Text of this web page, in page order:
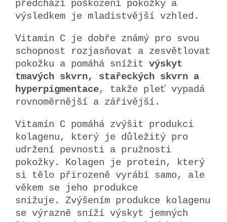
předchází poškození pokožky a
výsledkem je mladistvější vzhled.
Vitamin C je dobře známý pro svou
schopnost rozjasňovat a zesvětlovat
pokožku a pomáhá snížit výskyt
tmavých skvrn, stařeckých skvrn a
hyperpigmentace, takže pleť vypadá
rovnoměrnější a zářivější.
Vitamín C pomáhá zvýšit produkci
kolagenu, který je důležitý pro
udržení pevnosti a pružnosti
pokožky. Kolagen je protein, který
si tělo přirozeně vyrábí samo, ale
věkem se jeho produkce
snižuje. Zvýšením produkce kolagenu
se výrazně sníží výskyt jemných